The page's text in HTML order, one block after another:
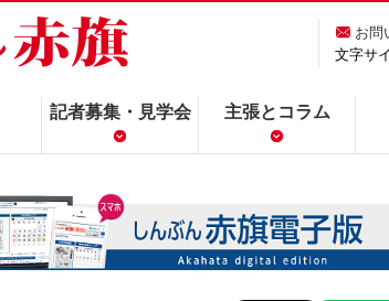
お問
文字サ
記者募集・見学会 主張とコラム